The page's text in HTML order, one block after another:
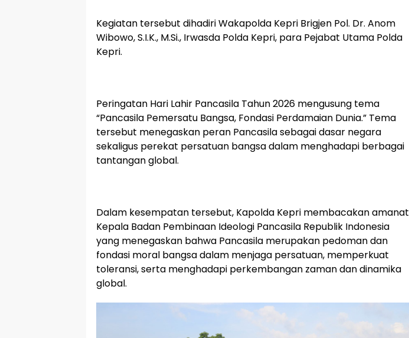
‎Kegiatan tersebut dihadiri Wakapolda Kepri Brigjen Pol. Dr. Anom
Wibowo, S.I.K., M.Si., Irwasda Polda Kepri, para Pejabat Utama Polda
Kepri.
‎Peringatan Hari Lahir Pancasila Tahun 2026 mengusung tema
“Pancasila Pemersatu Bangsa, Fondasi Perdamaian Dunia.” Tema
tersebut menegaskan peran Pancasila sebagai dasar negara
sekaligus perekat persatuan bangsa dalam menghadapi berbagai
tantangan global.
‎Dalam kesempatan tersebut, Kapolda Kepri membacakan amanat
Kepala Badan Pembinaan Ideologi Pancasila Republik Indonesia
yang menegaskan bahwa Pancasila merupakan pedoman dan
fondasi moral bangsa dalam menjaga persatuan, memperkuat
toleransi, serta menghadapi perkembangan zaman dan dinamika
global.